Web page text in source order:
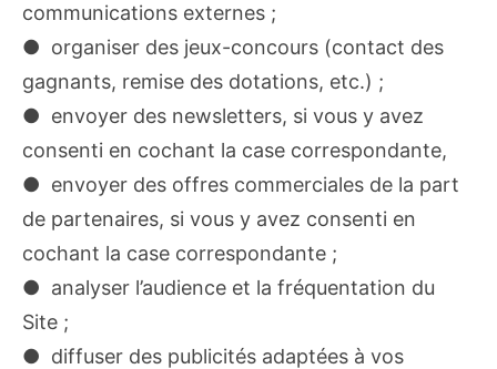
communications externes ;
● organiser des jeux-concours (contact des
gagnants, remise des dotations, etc.) ;
● envoyer des newsletters, si vous y avez
consenti en cochant la case correspondante,
● envoyer des offres commerciales de la part
de partenaires, si vous y avez consenti en
cochant la case correspondante ;
● analyser l’audience et la fréquentation du
Site ;
● diffuser des publicités adaptées à vos